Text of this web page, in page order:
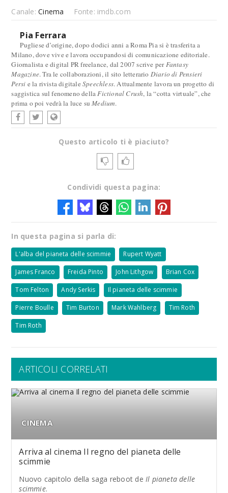
Canale:Cinema Fonte: imdb.com
Pia Ferrara
Pugliese d’origine, dopo dodici anni a Roma Pia si è trasferita a
Milano, dove vive e lavora occupandosi di comunicazione editoriale.
Giornalista e digital PR freelance, dal 2007 scrive perFantasy
Magazine. Tra le collaborazioni, il sito letterario Diario di Pensieri
Persi e la rivista digitaleSpeechless. Attualmente lavora un progetto di
saggistica sul fenomeno dellaFictional Crush, la “cotta virtuale”, che
prima o poi vedrà la luce suMedium.
Questo articolo ti è piaciuto?
Condividi questa pagina:
In questa pagina si parla di:
L'alba del pianeta delle scimmie Rupert Wyatt
James Franco Freida Pinto John Lithgow Brian Cox
Tom Felton Andy Serkis Il pianeta delle scimmie
Pierre Boulle Tim Burton Mark Wahlberg Tim Roth
Tim Roth
ARTICOLI CORRELATI
CINEMA
Arriva al cinema Il regno del pianeta delle
scimmie
Nuovo capitolo della saga reboot de Il pianeta delle
scimmie.